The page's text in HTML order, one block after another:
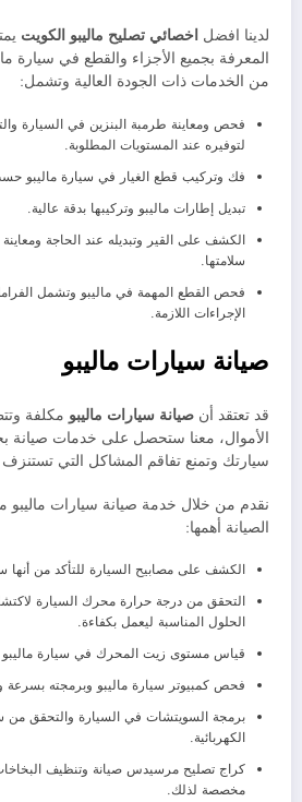
لدينا افضل اخصائي تصليح ماليبو الكويت
المعرفة بجميع الأجزاء والقطع في سيارة
من الخدمات ذات الجودة العالية وتشمل:
فحص ومعاينة طرمبة البنزين في السيارة
لتوفيره عند المستويات المطلوبة.
فك وتركيب قطع الغيار في سيارة ماليبو
تبديل إطارات ماليبو وتركيبها بدقة عالية.
الكشف على القير وتبديله عند الحاجة
سلامتها.
فحص القطع المهمة في ماليبو وتشمل
الإجراءات اللازمة.
صيانة سيارات ماليبو
قد تعتقد أن صيانة سيارات ماليبو مكلفة
الأموال، معنا ستحصل على خدمات صيانة
سيارتك وتمنع تفاقم المشاكل التي تستنزف
نقدم من خلال خدمة صيانة سيارات
الصيانة أهمها:
الكشف على مصابيح السيارة للتأكد من أنها
التحقق من درجة حرارة محرك السيارة
الحلول المناسبة ليعمل بكفاءة.
قياس مستوى زيت المحرك في سيارة
فحص كمبيوتر سيارة ماليبو وبرمجته بسرعة
برمجة السويتشات في السيارة والتحقق من
الكهربائية.
كراج تصليح مرسيدس صيانة وتنظيف
مخصصة لذلك.